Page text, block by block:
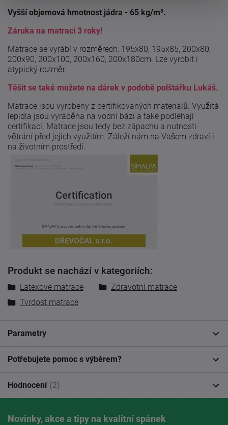
Vyšší objemová hmotnost jádra - 65 kg/m³.
Záruka na matraci 3 roky!
Matrace se vyrábí v rozměrech: 195x80, 195x85, 200x80,
200x90, 200x100, 200x160, 200x180cm. Lze vyrobit i
atypický rozměr.
Těšit se také můžete na dárek v podobě polštářku Lukáš.
Matrace jsou vyrobeny z certifikovaných materiálů. Využitá
lepidla jsou vyráběna na vodní bázi a také podléhají
certifikaci. Matrace jsou tedy bez zápachu a nutnosti
větrání před jejich využitím. Záleží nám na Vašem zdraví i
na životním prostředí.
Produkt se nachází v kategoriích:
Latexové matrace
Zdravotní matrace
Tvrdost matrace
Parametry
Potřebujete pomoc s výběrem?
Hodnocení (2)
Novinky, akce a tipy na kvalitní spánek